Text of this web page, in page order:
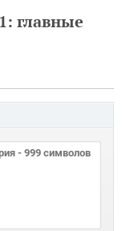
главные